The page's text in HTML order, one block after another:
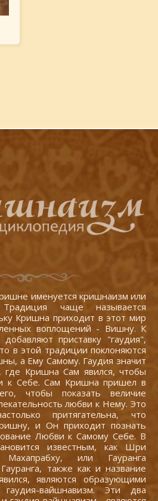
именуется кришнаизм или
Традиция чаще называется
Кришна приходит в этот мир
воплощений - Вишну. К
приставку "гаудия",
в этой традиции поклоняются
а Ему Самому. Гаудия значит
где Кришна Сам явился, чтобы
к Себе. Сам Кришна пришел в
чтобы показать величие
любви к Нему. Это
притягательна, что
и Он приходит познать
Любви к Самому Себе. В
известным, как Шри
или Гауранга
также как и название
являются образующими
вайшнавизм. Эти два